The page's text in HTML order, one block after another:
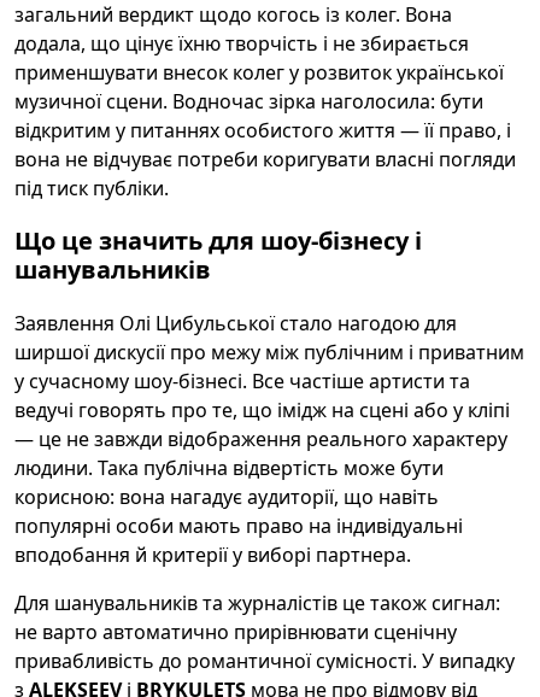
загальний вердикт щодо когось із колег. Вона
додала, що цінує їхню творчість і не збирається
применшувати внесок колег у розвиток української
музичної сцени. Водночас зірка наголосила: бути
відкритим у питаннях особистого життя — її право, і
вона не відчуває потреби коригувати власні погляди
під тиск публіки.
Що це значить для шоу-бізнесу і
шанувальників
Заявлення Олі Цибульської стало нагодою для
ширшої дискусії про межу між публічним і приватним
у сучасному шоу-бізнесі. Все частіше артисти та
ведучі говорять про те, що імідж на сцені або у кліпі
— це не завжди відображення реального характеру
людини. Така публічна відвертість може бути
корисною: вона нагадує аудиторії, що навіть
популярні особи мають право на індивідуальні
вподобання й критерії у виборі партнера.
Для шанувальників та журналістів це також сигнал:
не варто автоматично прирівнювати сценічну
привабливість до романтичної сумісності. У випадку
з ALEKSEEVі BRYKULETS мова не про відмову від